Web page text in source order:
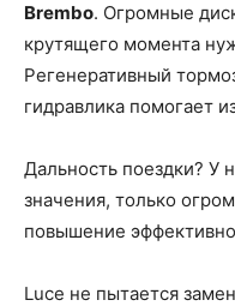
Brembo. Огромные
крутящего момента
Регенеративный
гидравлика помогает
Дальность поездки? У
значения, только
повышение
Luce не пытается